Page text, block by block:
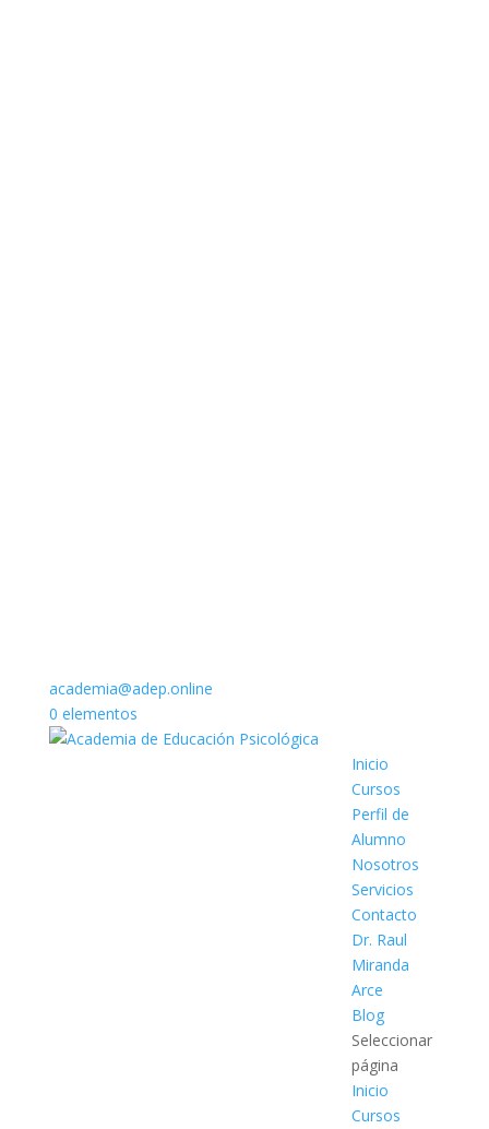
academia@adep.online
0 elementos
Inicio
Cursos
Perfil de
Alumno
Nosotros
Servicios
Contacto
Dr. Raul
Miranda
Arce
Blog
Seleccionar
página
Inicio
Cursos